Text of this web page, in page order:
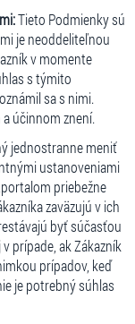
Tieto Podmienky sú
je neoddeliteľnou
v momente
s týmito
sa s nimi.
účinnom znení.
jednostranne meniť
ustanoveniami
priebežne
zaväzujú v ich
byť súčasťou
prípade, ak Zákazník
prípadov, keď
je potrebný súhlas